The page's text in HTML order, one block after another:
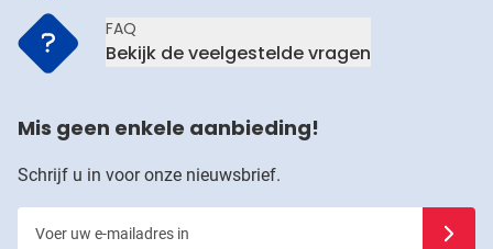
FAQ
Bekijk de veelgestelde vragen
Mis geen enkele aanbieding!
Schrijf u in voor onze nieuwsbrief.